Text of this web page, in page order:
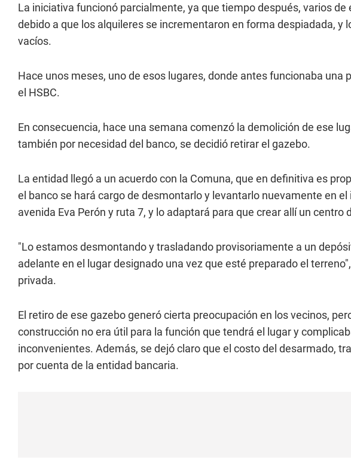
La iniciativa funcionó parcialmente, ya que tiempo después, varios
debido a que los alquileres se incrementaron en forma despiadada, y
vacíos.
Hace unos meses, uno de esos lugares, donde antes funcionaba una
el HSBC.
En consecuencia, hace una semana comenzó la demolición de ese
también por necesidad del banco, se decidió retirar el gazebo.
La entidad llegó a un acuerdo con la Comuna, que en definitiva es
el banco se hará cargo de desmontarlo y levantarlo nuevamente en el
avenida Eva Perón y ruta 7, y lo adaptará para que crear allí un
"Lo estamos desmontando y trasladando provisoriamente a un
adelante en el lugar designado una vez que esté preparado el
privada.
El retiro de ese gazebo generó cierta preocupación en los vecinos,
construcción no era útil para la función que tendrá el lugar y
inconvenientes. Además, se dejó claro que el costo del desarmado,
por cuenta de la entidad bancaria.